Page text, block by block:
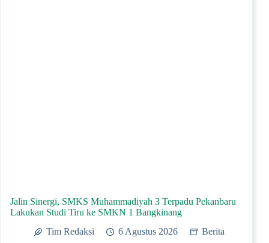
Jalin Sinergi, SMKS Muhammadiyah 3 Terpadu Pekanbaru
Lakukan Studi Tiru ke SMKN 1 Bangkinang
Tim Redaksi
6 Agustus 2026 Berita